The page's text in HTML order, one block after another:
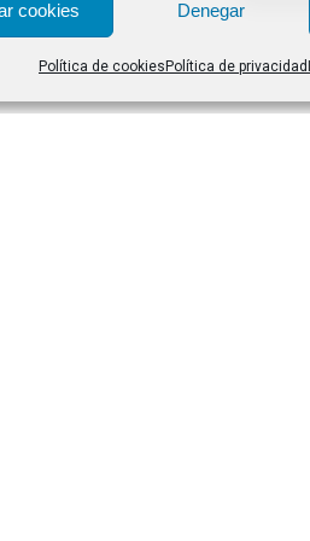
cookies Denegar
Política de cookies Política de privacidad